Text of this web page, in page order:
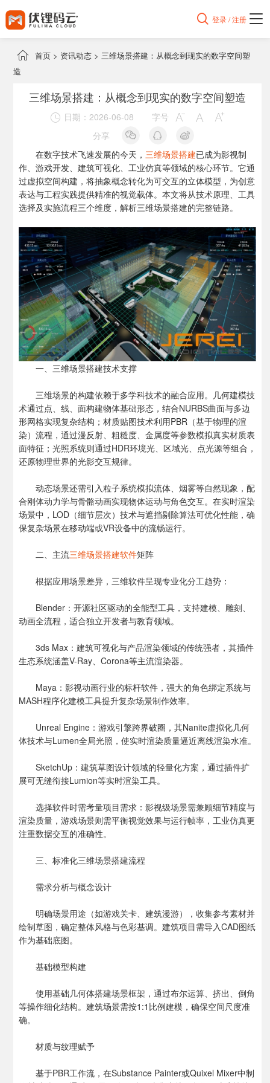
 登录 / 注册
 首页 > 资讯动态 > 三维场景搭建：从概念到现实的数字空间塑
造
三维场景搭建：从概念到现实的数字空间塑造
 日期：2026-06-08 字号   
分享
在数字技术飞速发展的今天， 三维场景搭建已成为影视制
作、游戏开发、建筑可视化、工业仿真等领域的核心环节。它通
过虚拟空间构建，将抽象概念转化为可交互的立体模型，为创意
表达与工程实践提供精准的视觉载体。本文将从技术原理、工具
选择及实施流程三个维度，解析三维场景搭建的完整链路。
一、三维场景搭建技术支撑
三维场景的构建依赖于多学科技术的融合应用。几何建模技
术通过点、线、面构建物体基础形态，结合NURBS曲面与多边
形网格实现复杂结构；材质贴图技术利用PBR（基于物理的渲
染）流程，通过漫反射、粗糙度、金属度等参数模拟真实材质表
面特征；光照系统则通过HDR环境光、区域光、点光源等组合，
还原物理世界的光影交互规律。
动态场景还需引入粒子系统模拟流体、烟雾等自然现象，配
合刚体动力学与骨骼动画实现物体运动与角色交互。在实时渲染
场景中，LOD（细节层次）技术与遮挡剔除算法可优化性能，确
保复杂场景在移动端或VR设备中的流畅运行。
二、主流三维场景搭建软件矩阵
根据应用场景差异，三维软件呈现专业化分工趋势：
Blender：开源社区驱动的全能型工具，支持建模、雕刻、
动画全流程，适合独立开发者与教育领域。
3ds Max：建筑可视化与产品渲染领域的传统强者，其插件
生态系统涵盖V-Ray、Corona等主流渲染器。
Maya：影视动画行业的标杆软件，强大的角色绑定系统与
MASH程序化建模工具提升复杂场景制作效率。
Unreal Engine：游戏引擎跨界破圈，其Nanite虚拟化几何
体技术与Lumen全局光照，使实时渲染质量逼近离线渲染水准。
SketchUp：建筑草图设计领域的轻量化方案，通过插件扩
展可无缝衔接Lumion等实时渲染工具。
选择软件时需考量项目需求：影视级场景需兼顾细节精度与
渲染质量，游戏场景则需平衡视觉效果与运行帧率，工业仿真更
注重数据交互的准确性。
三、标准化三维场景搭建流程
需求分析与概念设计
明确场景用途（如游戏关卡、建筑漫游），收集参考素材并
绘制草图，确定整体风格与色彩基调。建筑项目需导入CAD图纸
作为基础底图。
基础模型构建
使用基础几何体搭建场景框架，通过布尔运算、挤出、倒角
等操作细化结构。建筑场景需按1:1比例建模，确保空间尺度准
确。
材质与纹理赋予
基于PBR工作流，在Substance Painter或Quixel Mixer中制